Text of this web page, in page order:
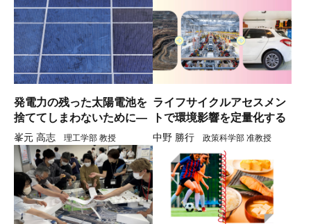
発電力の残った太陽電池を
捨ててしまわないために―
峯元 高志 理工学部 教授
ライフサイクルアセスメン
トで環境影響を定量化する
中野 勝行 政策科学部 准教授